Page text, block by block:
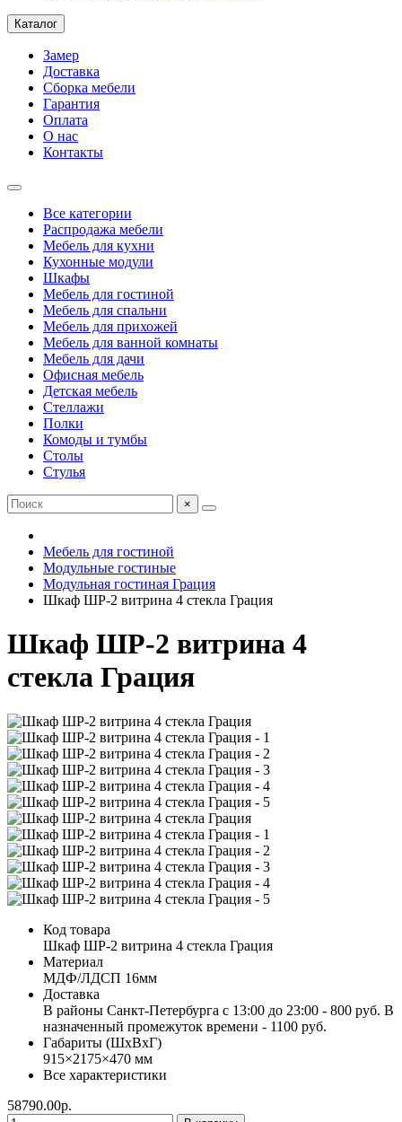
Каталог
Замер
Доставка
Сборка мебели
Гарантия
Оплата
О нас
Контакты
Все категории
Распродажа мебели
Мебель для кухни
Кухонные модули
Шкафы
Мебель для гостиной
Мебель для спальни
Мебель для прихожей
Мебель для ванной комнаты
Мебель для дачи
Офисная мебель
Детская мебель
Стеллажи
Полки
Комоды и тумбы
Столы
Стулья
×
Мебель для гостиной
Модульные гостиные
Модульная гостиная Грация
Шкаф ШР-2 витрина 4 стекла Грация
Шкаф ШР-2 витрина 4
стекла Грация
Код товара
Шкаф ШР-2 витрина 4 стекла Грация
Материал
МДФ/ЛДСП 16мм
Доставка
В районы Санкт-Петербурга с 13:00 до 23:00 - 800 руб. В
назначенный промежуток времени - 1100 руб.
Габариты (ШхВхГ)
915×2175×470 мм
Все характеристики
58790.00р.